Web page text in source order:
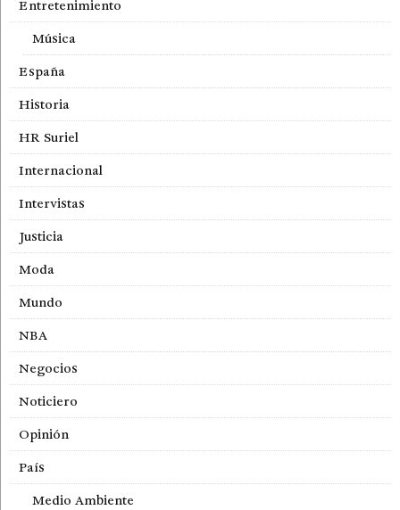
Entretenimiento
Música
España
Historia
HR Suriel
Internacional
Intervistas
Justicia
Moda
Mundo
NBA
Negocios
Noticiero
Opinión
País
Medio Ambiente